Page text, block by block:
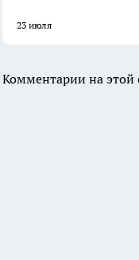
23 июля
Комментарии на